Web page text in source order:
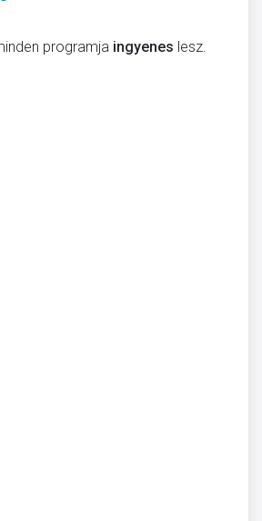
programja ingyenes lesz.